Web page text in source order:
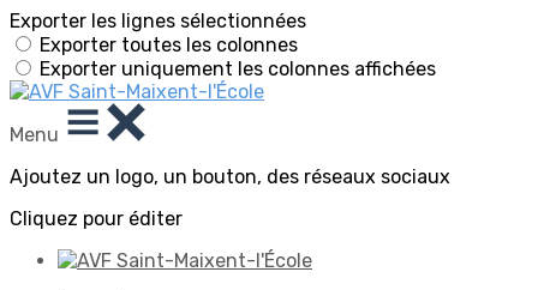
Exporter les lignes sélectionnées
Exporter toutes les colonnes
Exporter uniquement les colonnes affichées
Menu
Ajoutez un logo, un bouton, des réseaux sociaux
Cliquez pour éditer